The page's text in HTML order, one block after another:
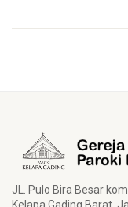
JL. Pulo Bira Besar